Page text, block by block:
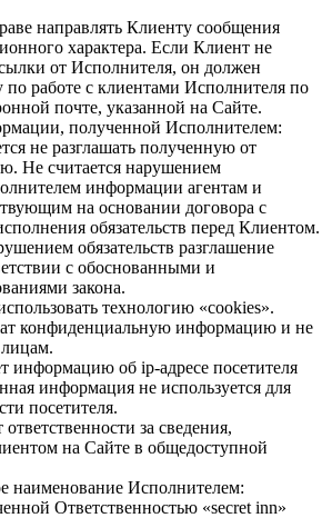
направлять Клиенту сообщения
характера. Если Клиент не
от Исполнителя, он должен
по работе с клиентами Исполнителя по
почте, указанной на Сайте.
полученной Исполнителем:
не разглашать полученную от
Не считается нарушением
информации агентам и
на основании договора с
обязательств перед Клиентом.
обязательств разглашение
с обоснованными и
закона.
технологию «cookies».
конфиденциальную информацию и не
информацию об ip-адресе посетителя
информация не используется для
посетителя.
за сведения,
на Сайте в общедоступной
наименование Исполнителем:
Ответственностью «secret inn»